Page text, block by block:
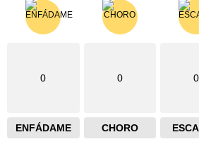
0
ENFÁDAME
0
CHORO
0